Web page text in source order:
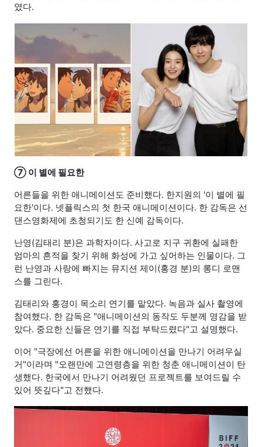
였다.
⑦ 이 별에 필요한
어른들을 위한 애니메이션도 준비했다. 한지원의 '이 별에 필
요한'이다. 넷플릭스의 첫 한국 애니메이션이다. 한 감독은 선
댄스영화제에 초청되기도 한 신예 감독이다.
난영(김태리 분)은 과학자이다. 사고로 지구 귀환에 실패한
엄마의 흔적을 찾기 위해 화성에 가고 싶어하는 인물이다. 그
런 난영과 사랑에 빠지는 뮤지션 제이(홍경 분)의 롱디 로맨
스를 그린다.
김태리와 홍경이 목소리 연기를 맡았다. 녹음과 실사 촬영에
참여했다. 한 감독은 "애니메이션의 동작도 두분께 영감을 받
았다. 중요한 신들은 연기를 직접 부탁드렸다"고 설명했다.
이어 "극장에선 어른을 위한 애니메이션을 만나기 어려우실
거"이라며 "오랜만에 고연령층을 위한 청춘 애니메이션이 탄
생했다. 한국에서 만나기 어려웠던 프로젝트를 보여드릴 수
있어 뜻깊다"고 전했다.